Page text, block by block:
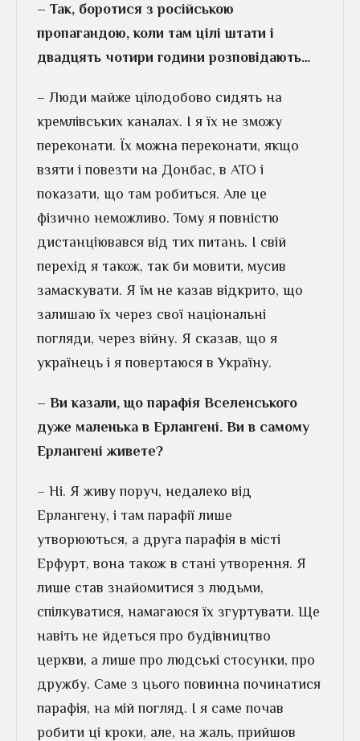
– Так, боротися з російською
пропагандою, коли там цілі штати і
двадцять чотири години розповідають…
– Люди майже цілодобово сидять на
кремлівських каналах. І я їх не зможу
переконати. Їх можна переконати, якщо
взяти і повезти на Донбас, в АТО і
показати, що там робиться. Але це
фізично неможливо. Тому я повністю
дистанціювався від тих питань. І свій
перехід я також, так би мовити, мусив
замаскувати. Я їм не казав відкрито, що
залишаю їх через свої національні
погляди, через війну. Я сказав, що я
українець і я повертаюся в Україну.
– Ви казали, що парафія Вселенського
дуже маленька в Ерлангені. Ви в самому
Ерлангені живете?
– Ні. Я живу поруч, недалеко від
Ерлангену, і там парафії лише
утворюються, а друга парафія в місті
Ерфурт, вона також в стані утворення. Я
лише став знайомитися з людьми,
спілкуватися, намагаюся їх згуртувати. Ще
навіть не йдеться про будівництво
церкви, а лише про людські стосунки, про
дружбу. Саме з цього повинна починатися
парафія, на мій погляд. І я саме почав
робити ці кроки, але, на жаль, прийшов